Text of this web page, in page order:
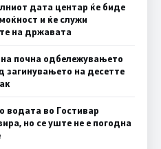
дата центар ќе биде
и ќе служи
на државата
почна одбележувањето
на десетте
водата во Гостивар
но се уште не е погодна